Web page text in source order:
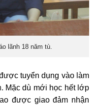
lãnh 18 năm tù.
tuyển dụng vào làm
Mặc dù mới học hết lớp
được giao đảm nhận